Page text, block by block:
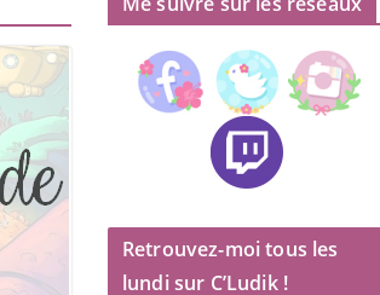
Retrouvez-moi tous les
lundi sur C’Ludik !